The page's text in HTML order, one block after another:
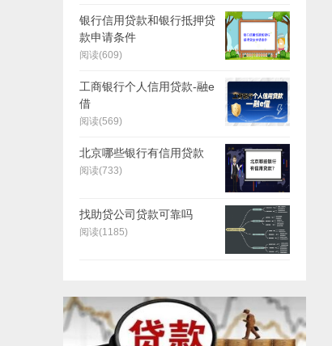
银行信用贷款和银行抵押贷
款申请条件
阅读(609)
工商银行个人信用贷款-融e
借
阅读(569)
北京哪些银行有信用贷款
阅读(733)
找助贷公司贷款可靠吗
阅读(1185)